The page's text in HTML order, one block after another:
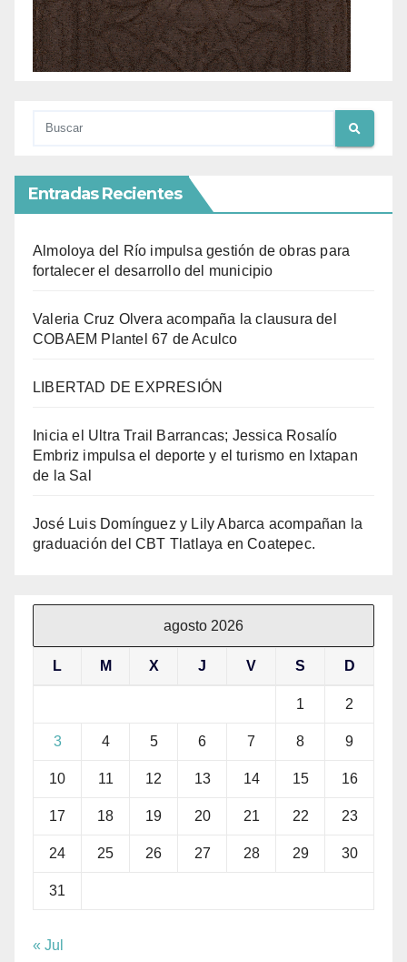
Entradas Recientes
Almoloya del Río impulsa gestión de obras para
fortalecer el desarrollo del municipio
Valeria Cruz Olvera acompaña la clausura del
COBAEM Plantel 67 de Aculco
LIBERTAD DE EXPRESIÓN
Inicia el Ultra Trail Barrancas; Jessica Rosalío
Embriz impulsa el deporte y el turismo en Ixtapan
de la Sal
José Luis Domínguez y Lily Abarca acompañan la
graduación del CBT Tlatlaya en Coatepec.
agosto 2026
L M X J V S D
1 2
3 4 5 6 7 8 9
10 11 12 13 14 15 16
17 18 19 20 21 22 23
24 25 26 27 28 29 30
31
« Jul